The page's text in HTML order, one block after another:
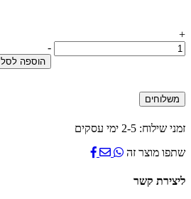
+
כמות
של
עם
ידית
אחיזה
וריפוד
פנימי
-
הוספה לסל
משלוחים
זמני שילוח: 2-5 ימי עסקים
שתפו מוצר זה
ליצירת קשר